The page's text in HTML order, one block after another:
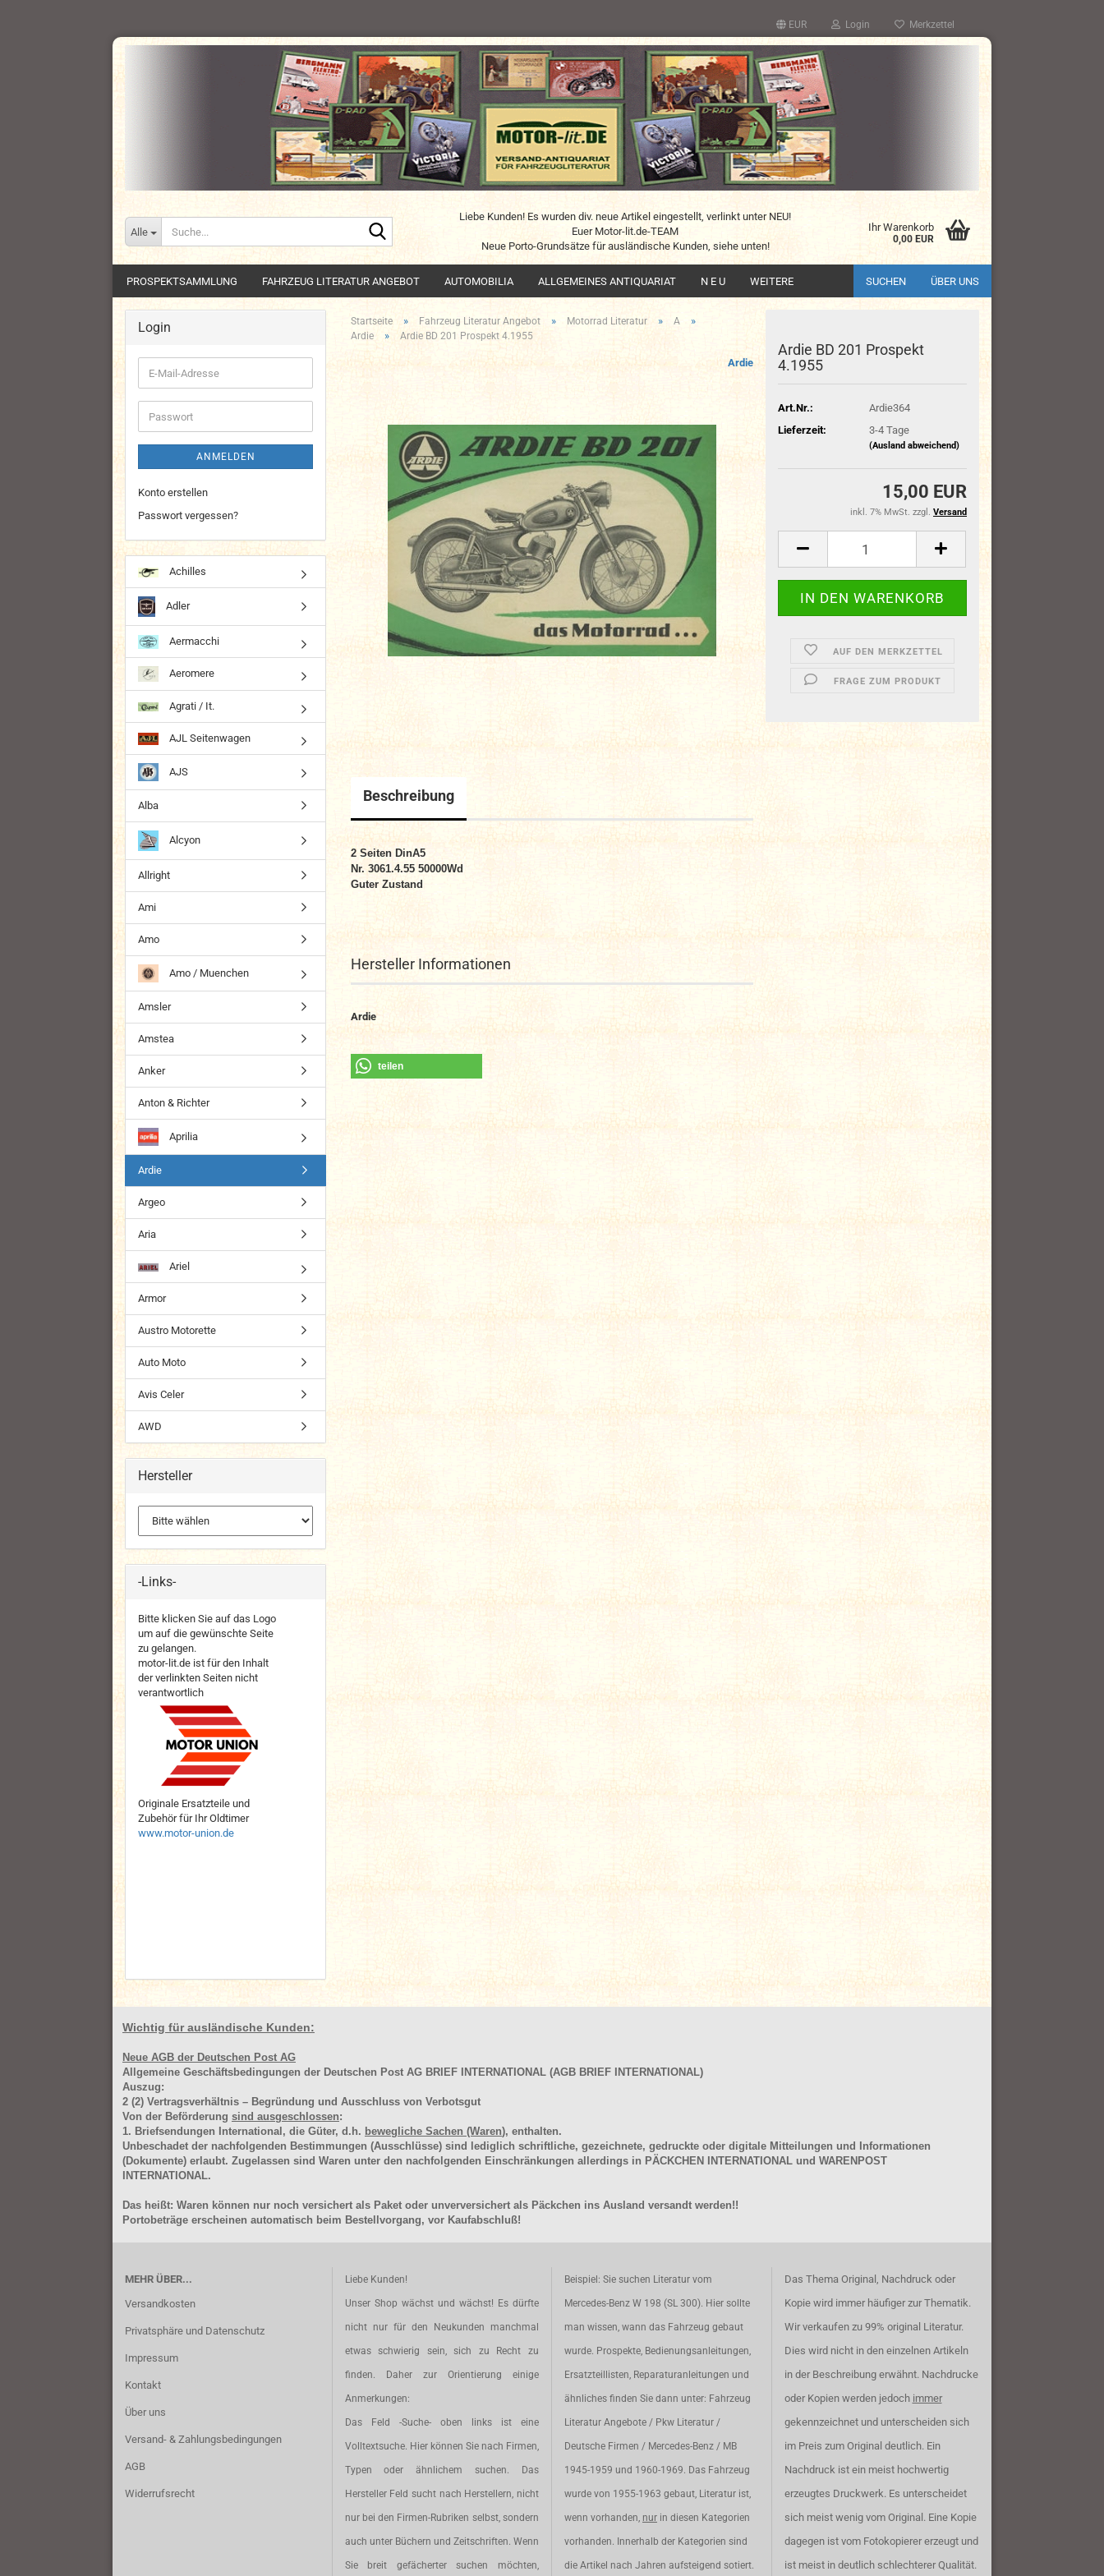
EUR Login Merkzettel
Alle
Liebe Kunden! Es wurden div. neue Artikel eingestellt, verlinkt unter NEU!
Euer Motor-lit.de-TEAM
Neue Porto-Grundsätze für ausländische Kunden, siehe unten!
Ihr Warenkorb
0,00 EUR
PROSPEKTSAMMLUNG FAHRZEUG LITERATUR ANGEBOT AUTOMOBILIA ALLGEMEINES ANTIQUARIAT N E U SUCHEN ÜBER UNS
WEITERE
Startseite » Fahrzeug Literatur Angebot » Motorrad Literatur » A »
Ardie » Ardie BD 201 Prospekt 4.1955
Ardie
Ardie BD 201 Prospekt
4.1955
Art.Nr.:
Ardie364
Lieferzeit:
3-4 Tage
(Ausland abweichend)
15,00 EUR
inkl. 7% MwSt. zzgl. Versand
AUF DEN MERKZETTEL
FRAGE ZUM PRODUKT
Beschreibung
2 Seiten DinA5
Nr. 3061.4.55 50000Wd
Guter Zustand
Hersteller Informationen
Ardie
teilen
Login
E-
Mail-
Adresse
Passwort
ANMELDEN
Konto erstellen
Passwort vergessen?
Achilles
Adler
Aermacchi
Aeromere
Agrati / It.
AJL Seitenwagen
AJS
Alba
Alcyon
Allright
Ami
Amo
Amo / Muenchen
Amsler
Amstea
Anker
Anton & Richter
Aprilia
Ardie
Argeo
Aria
Ariel
Armor
Austro Motorette
Auto Moto
Avis Celer
AWD
Hersteller
-Links-
Bitte klicken Sie auf das Logo
um auf die gewünschte Seite
zu gelangen.
motor-lit.de ist für den Inhalt
der verlinkten Seiten nicht
verantwortlich
Originale Ersatzteile und
Zubehör für Ihr Oldtimer
www.motor-union.de
Wichtig für ausländische Kunden:
Neue AGB der Deutschen Post AG
Allgemeine Geschäftsbedingungen der Deutschen Post AG BRIEF INTERNATIONAL (AGB BRIEF INTERNATIONAL)
Auszug:
2 (2) Vertragsverhältnis – Begründung und Ausschluss von Verbotsgut
Von der Beförderung sind ausgeschlossen:
1. Briefsendungen International, die Güter, d.h. bewegliche Sachen (Waren), enthalten.
Unbeschadet der nachfolgenden Bestimmungen (Ausschlüsse) sind lediglich schriftliche, gezeichnete, gedruckte oder digitale Mitteilungen und Informationen
(Dokumente) erlaubt. Zugelassen sind Waren unter den nachfolgenden Einschränkungen allerdings in PÄCKCHEN INTERNATIONAL und WARENPOST
INTERNATIONAL.
Das heißt: Waren können nur noch versichert als Paket oder unverversichert als Päckchen ins Ausland versandt werden!!
Portobeträge erscheinen automatisch beim Bestellvorgang, vor Kaufabschluß!
MEHR ÜBER...
Versandkosten
Privatsphäre und Datenschutz
Impressum
Kontakt
Über uns
Versand- & Zahlungsbedingungen
AGB
Widerrufsrecht
Liebe Kunden!
Unser Shop wächst und wächst! Es dürfte
nicht nur für den Neukunden manchmal
etwas schwierig sein, sich zu Recht zu
finden. Daher zur Orientierung einige
Anmerkungen:
Das Feld -Suche- oben links ist eine
Volltextsuche. Hier können Sie nach Firmen,
Typen oder ähnlichem suchen. Das
Hersteller Feld sucht nach Herstellern, nicht
nur bei den Firmen-Rubriken selbst, sondern
auch unter Büchern und Zeitschriften. Wenn
Sie breit gefächerter suchen möchten,
Beispiel: Sie suchen Literatur vom
Mercedes-Benz W 198 (SL 300). Hier sollte
man wissen, wann das Fahrzeug gebaut
wurde. Prospekte, Bedienungsanleitungen,
Ersatzteillisten, Reparaturanleitungen und
ähnliches finden Sie dann unter: Fahrzeug
Literatur Angebote / Pkw Literatur /
Deutsche Firmen / Mercedes-Benz / MB
1945-1959 und 1960-1969. Das Fahrzeug
wurde von 1955-1963 gebaut, Literatur ist,
wenn vorhanden, nur in diesen Kategorien
vorhanden. Innerhalb der Kategorien sind
die Artikel nach Jahren aufsteigend sotiert.
Das Thema Original, Nachdruck oder
Kopie wird immer häufiger zur Thematik.
Wir verkaufen zu 99% original Literatur.
Dies wird nicht in den einzelnen Artikeln
in der Beschreibung erwähnt. Nachdrucke
oder Kopien werden jedoch immer
gekennzeichnet und unterscheiden sich
im Preis zum Original deutlich. Ein
Nachdruck ist ein meist hochwertig
erzeugtes Druckwerk. Es unterscheidet
sich meist wenig vom Original. Eine Kopie
dagegen ist vom Fotokopierer erzeugt und
ist meist in deutlich schlechterer Qualität.